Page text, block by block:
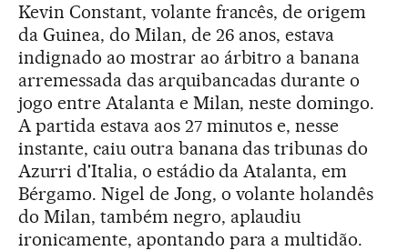
Kevin Constant, volante francês, de origem
da Guinea, do Milan, de 26 anos, estava
indignado ao mostrar ao árbitro a banana
arremessada das arquibancadas durante o
jogo entre Atalanta e Milan, neste domingo.
A partida estava aos 27 minutos e, nesse
instante, caiu outra banana das tribunas do
Azurri d'Italia, o estádio da Atalanta, em
Bérgamo. Nigel de Jong, o volante holandês
do Milan, também negro, aplaudiu
ironicamente, apontando para a multidão.